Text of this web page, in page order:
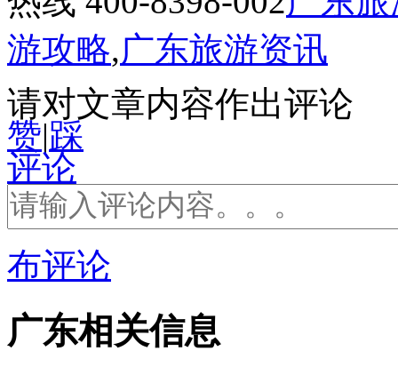
游攻略,广东旅游资讯
请对文章内容作出评论
赞|踩
评论
布评论
广东相关信息